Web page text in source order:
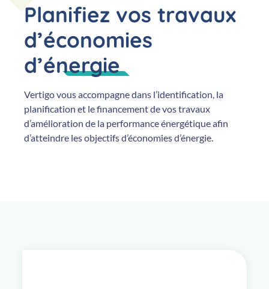
Planifiez vos travaux
d’économies
d’énergie
Vertigo vous accompagne dans l’identification, la
planification et le financement de vos travaux
d’amélioration de la performance énergétique afin
d’atteindre les objectifs d’économies d’énergie.